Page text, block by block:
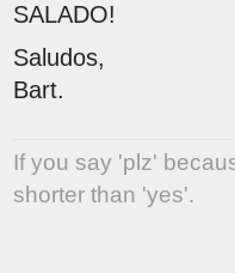
SALADO!
Saludos,
Bart.
If you say 'plz'
shorter than 'yes'.